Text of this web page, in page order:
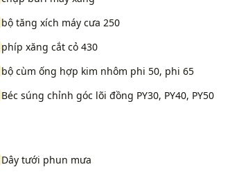
bộ tăng xích máy cưa 250
phíp xăng cắt cỏ 430
bộ cùm ống hợp kim nhôm phi 50, phi 65
Béc súng chỉnh góc lõi đồng PY30, PY40, PY50
Dây tưới phun mưa